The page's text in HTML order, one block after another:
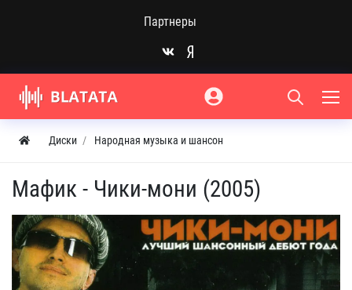
Партнеры
Диски Народная музыка и шансон
Мафик - Чики-мони (2005)